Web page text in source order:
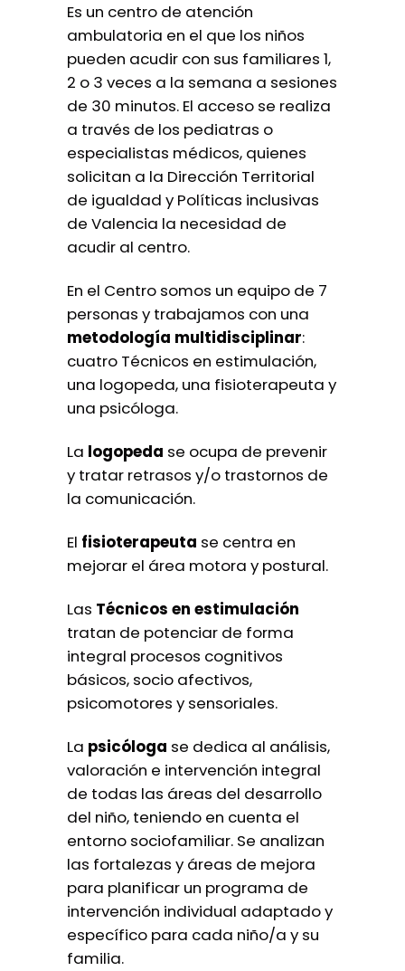
Es un centro de atención
ambulatoria en el que los niños
pueden acudir con sus familiares 1,
2 o 3 veces a la semana a sesiones
de 30 minutos. El acceso se realiza
a través de los pediatras o
especialistas médicos, quienes
solicitan a la Dirección Territorial
de igualdad y Políticas inclusivas
de Valencia la necesidad de
acudir al centro.
En el Centro somos un equipo de 7
personas y trabajamos con una
metodología multidisciplinar:
cuatro Técnicos en estimulación,
una logopeda, una fisioterapeuta y
una psicóloga.
La logopeda se ocupa de prevenir
y tratar retrasos y/o trastornos de
la comunicación.
El fisioterapeuta se centra en
mejorar el área motora y postural.
Las Técnicos en estimulación
tratan de potenciar de forma
integral procesos cognitivos
básicos, socio afectivos,
psicomotores y sensoriales.
La psicóloga se dedica al análisis,
valoración e intervención integral
de todas las áreas del desarrollo
del niño, teniendo en cuenta el
entorno sociofamiliar. Se analizan
las fortalezas y áreas de mejora
para planificar un programa de
intervención individual adaptado y
específico para cada niño/a y su
familia.